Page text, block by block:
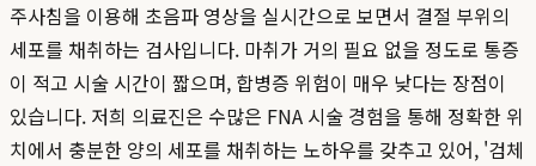
주사침을 이용해 초음파 영상을 실시간으로 보면서 결절 부위의
세포를 채취하는 검사입니다. 마취가 거의 필요 없을 정도로 통증
이 적고 시술 시간이 짧으며, 합병증 위험이 매우 낮다는 장점이
있습니다. 저희 의료진은 수많은 FNA 시술 경험을 통해 정확한 위
치에서 충분한 양의 세포를 채취하는 노하우를 갖추고 있어, '검체